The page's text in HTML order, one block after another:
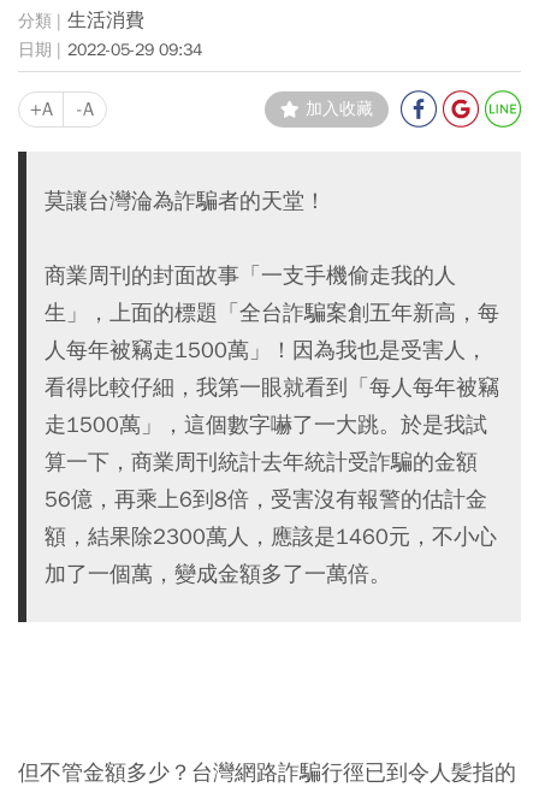
生活消費
2022-05-29 09:34
+A -A 加入收藏
莫讓台灣淪為詐騙者的天堂！
商業周刊的封面故事「一支手機偷走我的人
生」，上面的標題「全台詐騙案創五年新高，每
人每年被竊走1500萬」！因為我也是受害人，
看得比較仔細，我第一眼就看到「每人每年被竊
走1500萬」，這個數字嚇了一大跳。於是我試
算一下，商業周刊統計去年統計受詐騙的金額
56億，再乘上6到8倍，受害沒有報警的估計金
額，結果除2300萬人，應該是1460元，不小心
加了一個萬，變成金額多了一萬倍。
但不管金額多少？台灣網路詐騙行徑已到令人髪指的